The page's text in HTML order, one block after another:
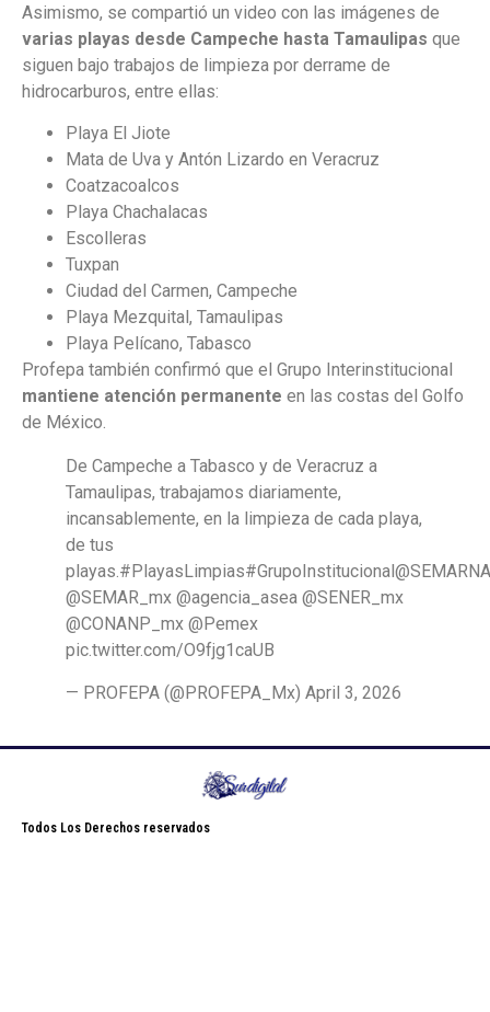
Asimismo, se compartió un video con las imágenes de
varias playas desde Campeche hasta Tamaulipas que
siguen bajo trabajos de limpieza por derrame de
hidrocarburos, entre ellas:
Playa El Jiote
Mata de Uva y Antón Lizardo en Veracruz
Coatzacoalcos
Playa Chachalacas
Escolleras
Tuxpan
Ciudad del Carmen, Campeche
Playa Mezquital, Tamaulipas
Playa Pelícano, Tabasco
Profepa también confirmó que el Grupo Interinstitucional
mantiene atención permanente en las costas del Golfo
de México.
De Campeche a Tabasco y de Veracruz a
Tamaulipas, trabajamos diariamente,
incansablemente, en la limpieza de cada playa,
de tus
@SEMAR_mx @agencia_asea @SENER_mx
@CONANP_mx @Pemex
pic.twitter.com/O9fjg1caUB
— PROFEPA (@PROFEPA_Mx) April 3, 2026
Todos Los Derechos reservados